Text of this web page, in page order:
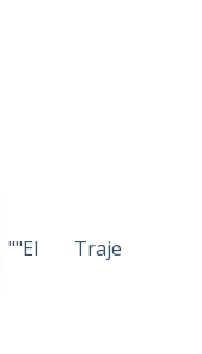
""El Traje